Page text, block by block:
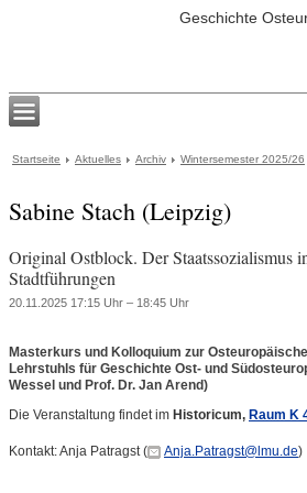
Geschichte
Startseite Aktuelles Archiv Wintersemester 2025/26
Sabine Stach (Leipzig)
Original Ostblock. Der Staatssozialismus
Stadtführungen
20.11.2025 17:15 Uhr – 18:45 Uhr
Masterkurs und Kolloquium zur
Lehrstuhls für Geschichte Ost- und
Wessel und Prof. Dr. Jan Arend)
Die Veranstaltung findet im Historicum, Raum K
Kontakt: Anja Patragst ( Anja.Patragst@lmu.de)